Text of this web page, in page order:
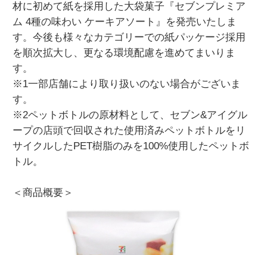
材に初めて紙を採用した大袋菓子『セブンプレミア
ム 4種の味わい ケーキアソート』を発売いたしま
す。今後も様々なカテゴリーでの紙パッケージ採用
を順次拡大し、更なる環境配慮を進めてまいりま
す。
※1一部店舗により取り扱いのない場合がございま
す。
※2ペットボトルの原材料として、セブン&アイグル
ープの店頭で回収された使用済みペットボトルをリ
サイクルしたPET樹脂のみを100%使用したペットボ
トル。
＜商品概要＞